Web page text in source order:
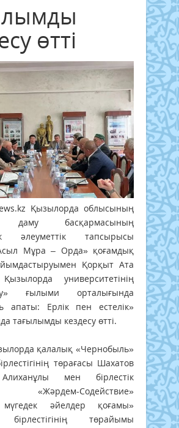
өтті
Қызылорда облысының
даму басқармасының
әлеуметтік тапсырысы
Мұра – Орда» қоғамдық
Қорқыт Ата
университетінің
ғылыми орталығында
апаты: Ерлік пен естелік»
тағылымды кездесу өтті.
қалалық «Чернобыль»
төрағасы Шахатов
мен бірлестік
«Жәрдем-Содействие»
әйелдер қоғамы»
төрайымы